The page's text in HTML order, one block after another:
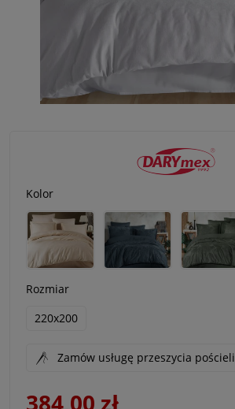
Kolor
Rozmiar
220x200
Zamów usługę przeszycia pościeli
384,00 zł